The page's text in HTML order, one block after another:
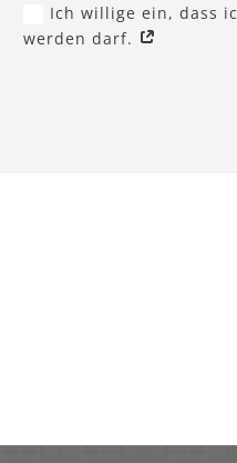
Ich willige ein, dass
werden darf.